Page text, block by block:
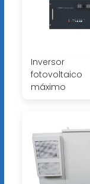
Inversor
fotovoltaico
máximo